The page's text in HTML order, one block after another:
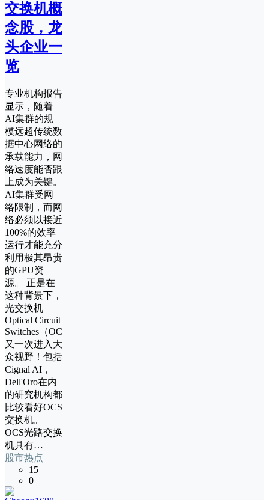
交换机概
念股，龙
头企业一
览
专业机构报告
显示，随着
AI集群的规
模远超传统数
据中心网络的
承载能力，网
络速度能否跟
上成为关键。
AI集群受网
络限制，而网
络必须以接近
100%的效率
运行才能充分
利用极其昂贵
的GPU资
源。 正是在
这种背景下，
光交换机
Optical Circuit
Switches（OCS）
又一次进入大
众视野！包括
Cignal AI，
Dell'Oro在内
的研究机构都
比较看好OCS
交换机。
OCS光路交换
机具有…
股市热点
15
0